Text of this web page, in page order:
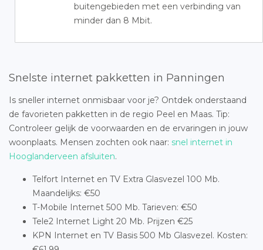
buitengebieden met een verbinding van
minder dan 8 Mbit.
Snelste internet pakketten in Panningen
Is sneller internet onmisbaar voor je? Ontdek onderstaand
de favorieten pakketten in de regio Peel en Maas. Tip:
Controleer gelijk de voorwaarden en de ervaringen in jouw
woonplaats. Mensen zochten ook naar: snel internet in
Hooglanderveen afsluiten.
Telfort Internet en TV Extra Glasvezel 100 Mb.
Maandelijks: €50
T-Mobile Internet 500 Mb. Tarieven: €50
Tele2 Internet Light 20 Mb. Prijzen €25
KPN Internet en TV Basis 500 Mb Glasvezel. Kosten: